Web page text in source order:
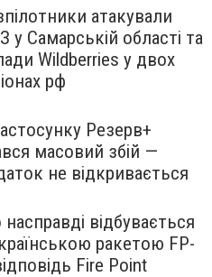
атакували
у Самарській області та
Wildberries у двох
рф
Резерв+
масовий збій —
не відкривається
відбувається
ракетою FP-
Fire Point